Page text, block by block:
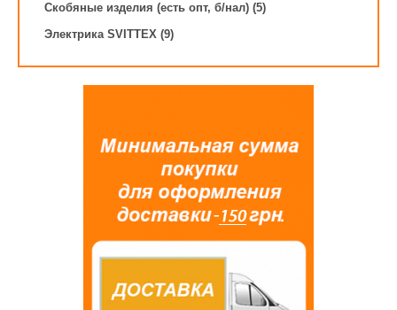
Скобяные изделия (есть опт, б/нал) (5)
Электрика SVITTEX (9)